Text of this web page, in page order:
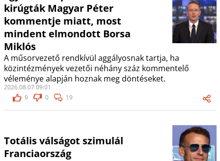
kirúgták Magyar Péter
kommentje miatt, most
mindent elmondott Borsa
Miklós
A műsorvezető rendkívül aggályosnak tartja, ha
közintézmények vezetői néhány száz kommentelő
véleménye alapján hoznak meg döntéseket.
2026.08.07 09:01
9
0 19
Totális válságot szimulál
Franciaország